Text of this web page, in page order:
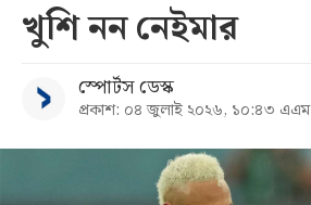
সর্বশেষ
সব
খুশি নন নেইমার
স্পোর্টস ডেস্ক
প্রকাশ: ০৪ জুলাই ২০২৬, ১০:৪৩ এএম